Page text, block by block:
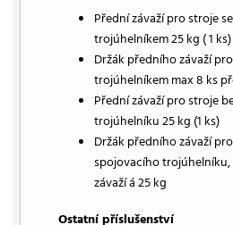
Přední závaží pro stroje
trojúhelníkem 25 kg ( 1 ks)
Držák předního závaží
trojúhelníkem max 8 ks
Přední závaží pro stroje
trojúhelníku 25 kg (1 ks)
Držák předního závaží
spojovacího
závaží á 25 kg
Ostatní příslušenství